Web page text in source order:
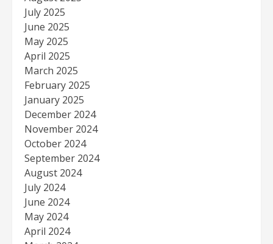
July 2025
June 2025
May 2025
April 2025
March 2025
February 2025
January 2025
December 2024
November 2024
October 2024
September 2024
August 2024
July 2024
June 2024
May 2024
April 2024